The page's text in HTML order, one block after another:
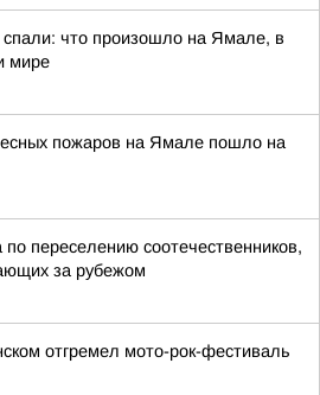
спали: что произошло на Ямале, в
мире
пожаров на Ямале пошло на
по переселению соотечественников,
за рубежом
отгремел мото-рок-фестиваль